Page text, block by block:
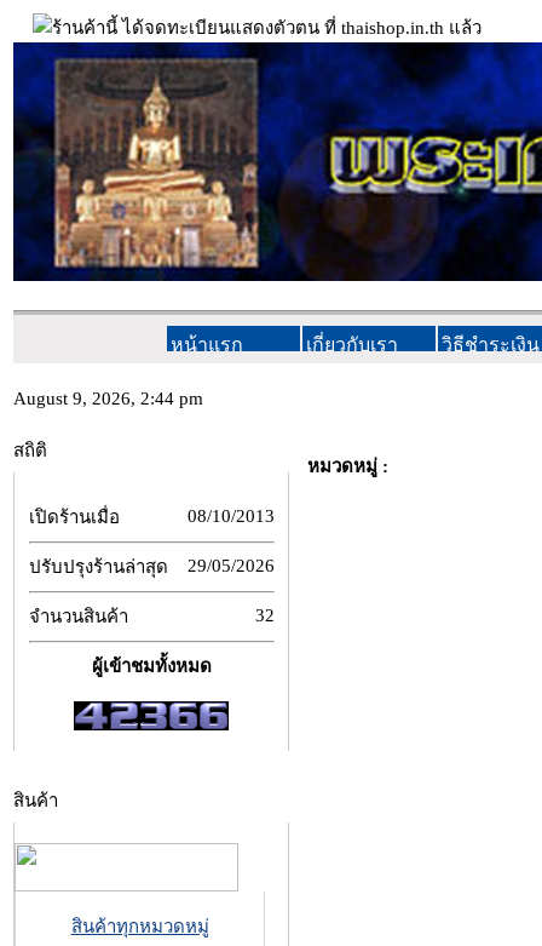
หน้าแรก เกี่ยวกับเรา วิธีชำระเงิน
August 9, 2026, 2:44 pm
สถิติ
เปิดร้านเมื่อ 08/10/2013
ปรับปรุงร้านล่าสุด 29/05/2026
จำนวนสินค้า 32
ผู้เข้าชมทั้งหมด
สินค้า
สินค้าทุกหมวดหมู่
หมวดหมู่ :